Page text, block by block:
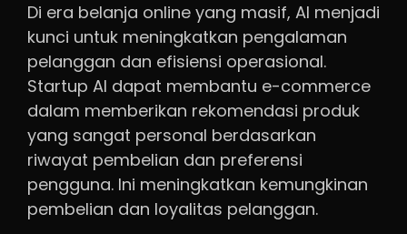
Di era belanja online yang masif, AI menjadi
kunci untuk meningkatkan pengalaman
pelanggan dan efisiensi operasional.
Startup AI dapat membantu e-commerce
dalam memberikan rekomendasi produk
yang sangat personal berdasarkan
riwayat pembelian dan preferensi
pengguna. Ini meningkatkan kemungkinan
pembelian dan loyalitas pelanggan.